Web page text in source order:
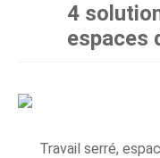
4
espaces
Travail serré,